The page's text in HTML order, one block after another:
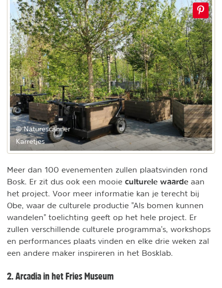
© Naturescanner
Karretjes
Meer dan 100 evenementen zullen plaatsvinden rond
Bosk. Er zit dus ook een mooie culturele waarde aan
het project. Voor meer informatie kan je terecht bij
Obe, waar de culturele productie "Als bomen kunnen
wandelen" toelichting geeft op het hele project. Er
zullen verschillende culturele programma's, workshops
en performances plaats vinden en elke drie weken zal
een andere maker inspireren in het Bosklab.
2. Arcadia in het Fries Museum